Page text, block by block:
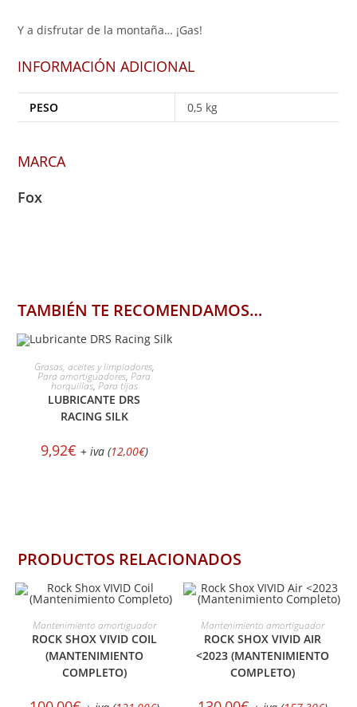
Y a disfrutar de la montaña… ¡Gas!
INFORMACIÓN ADICIONAL
PESO 0,5 kg
MARCA
Fox
TAMBIÉN TE RECOMENDAMOS…
AÑADIR AL CARRITO
Grasas, aceites y limpiadores,
Para amortiguadores,Para
horquillas, Para tijas
LUBRICANTE DRS
RACING SILK
9,92€ + iva (12,00€)
PRODUCTOS RELACIONADOS
SELECCIONAR OPCIONES
Mantenimiento amortiguador
ROCK SHOX VIVID COIL
(MANTENIMIENTO
COMPLETO)
SELECCIONAR OPCIONES
Mantenimiento amortiguador
ROCK SHOX VIVID AIR
<2023 (MANTENIMIENTO
COMPLETO)